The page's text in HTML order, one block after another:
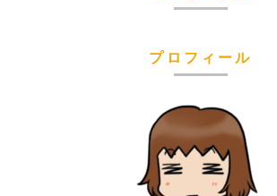
プロフィール